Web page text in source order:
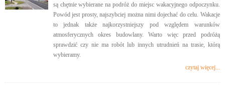
są chętnie wybierane na podróż do miejsc wakacyjnego odpoczynku.
Powód jest prosty, najszybciej można nimi dojechać do celu. Wakacje
to jednak także najkorzystniejszy pod względem warunków
atmosferycznych okres budowlany. Warto więc przed podróżą
sprawdzić czy nie ma robót lub innych utrudnień na trasie, którą
wybieramy.
czytaj więcej...